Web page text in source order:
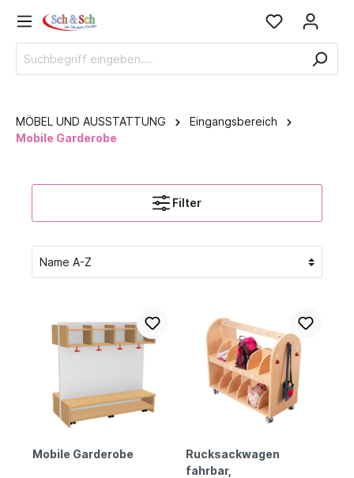
MÖBEL UND AUSSTATTUNG
Eingangsbereich
Mobile Garderobe
Filter
Mobile Garderobe
Rucksackwagen
fahrbar,